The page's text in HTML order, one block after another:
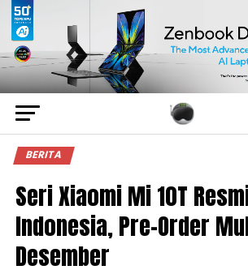
BERITA
Seri Xiaomi Mi 10T
Indonesia, Pre-Order
Desember